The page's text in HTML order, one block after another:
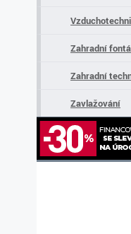
Zahradní
Zahradní
Zavlažování